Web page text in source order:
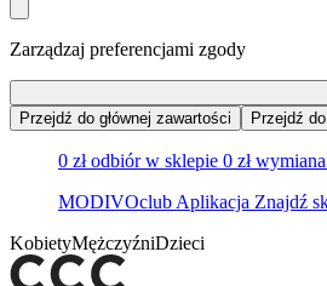
Zarządzaj preferencjami zgody
Przejdź do głównej zawartości
Przejdź
0 zł odbiór w sklepie 0 zł
MODIVOclub Aplikacja Znajdź
KobietyMężczyźniDzieci